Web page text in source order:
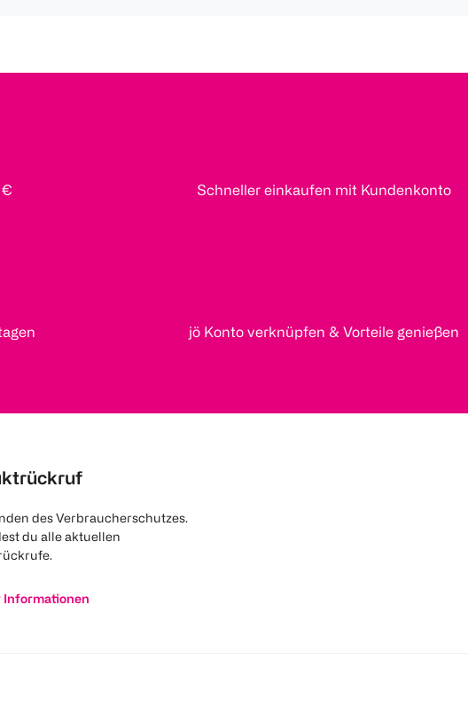
€ Schneller einkaufen mit Kundenkonto
jö Konto verknüpfen & Vorteile genießen
des Verbraucherschutzes.
du alle aktuellen
Informationen